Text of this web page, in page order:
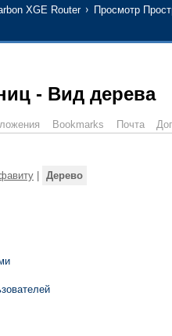
XGE Router
Просмотр
- Вид дерева
Bookmarks Почта
Дерево